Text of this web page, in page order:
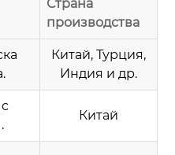
Страна
производства
Китай, Турция,
Индия и др.
Китай